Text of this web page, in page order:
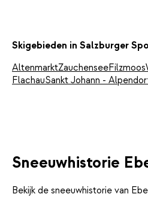
Skigebieden in Salzburger
AltenmarktZauchenseeFilzmoos
FlachauSankt Johann -
Sneeuwhistorie
Bekijk de sneeuwhistorie van